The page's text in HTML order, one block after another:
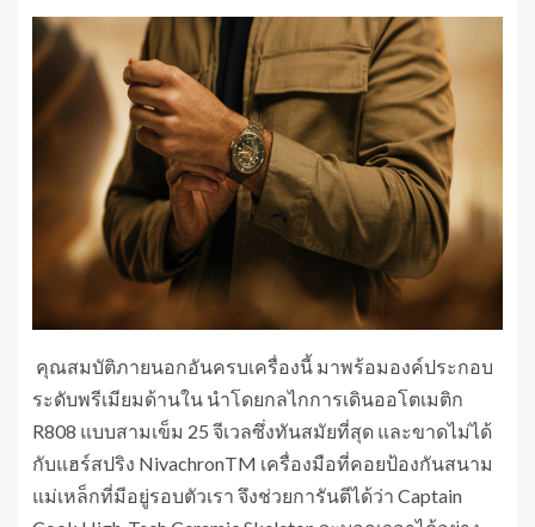
คุณสมบัติภายนอกอันครบเครื่องนี้ มาพร้อมองค์ประกอบ
ระดับพรีเมียมด้านใน นำโดยกลไกการเดินออโตเมติก
R808 แบบสามเข็ม 25 จีเวลซึ่งทันสมัยที่สุด และขาดไม่ได้
กับแฮร์สปริง NivachronTM เครื่องมือที่คอยป้องกันสนาม
แม่เหล็กที่มีอยู่รอบตัวเรา จึงช่วยการันตีได้ว่า Captain